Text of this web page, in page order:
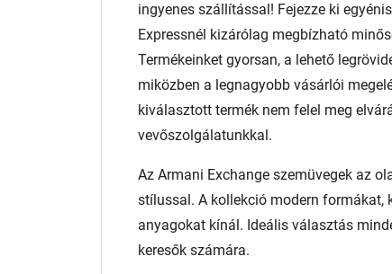
ingyenes szállítással! Fejezze ki
Expressnél kizárólag megbízható
Termékeinket gyorsan, a lehető
miközben a legnagyobb vásárlói
kiválasztott termék nem felel meg
vevőszolgálatunkkal.
Az Armani Exchange szemüvegek az
stílussal. A kollekció modern formákat,
anyagokat kínál. Ideális választás
keresők számára.